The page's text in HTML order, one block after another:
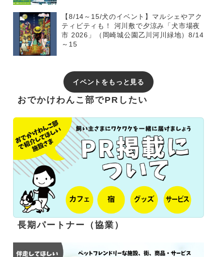
【8/14～15/犬のイベント】マルシェやアク
ティビティも！ 河川敷で夕涼み「犬市場夜
市 2026」（岡崎城公園乙川河川緑地）8/14
～15
イベントをもっと見る
おでかけわんこ部でPRしたい
長期パートナー（協業）